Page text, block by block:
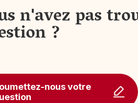
n'avez pas
?
nous votre